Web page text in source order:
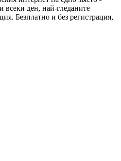
ден, най-гледаните
Безплатно и без регистрация,